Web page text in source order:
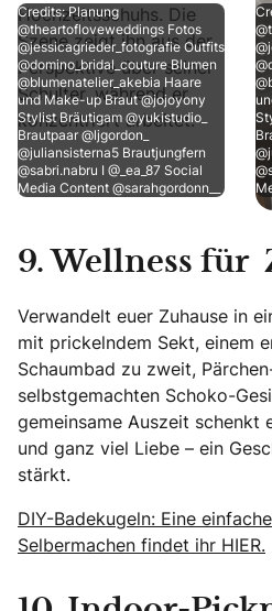
Credits: Planung
@theartofloveweddings Fotos
@jessicagrieder_fotografie Outfits
@domino_bridal_couture Blumen
@blumenatelier_akebia Haare
und Make-up Braut @jojoyony
Stylist Bräutigam @yukistudio_
Brautpaar @ljgordon_
@juliansisterna5 Brautjungfern
@sabri.nabru I @_ea_87 Social
Media Content @sarahgordonn__
9. Wellness für
Verwandelt euer Zuhause in
mit prickelndem Sekt, einem
Schaumbad zu zweit,
selbstgemachten Schoko-
gemeinsame Auszeit schenkt
und ganz viel Liebe – ein
stärkt.
DIY-Badekugeln: Eine
Selbermachen findet ihr HIER.